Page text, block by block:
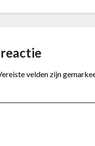
velden zijn